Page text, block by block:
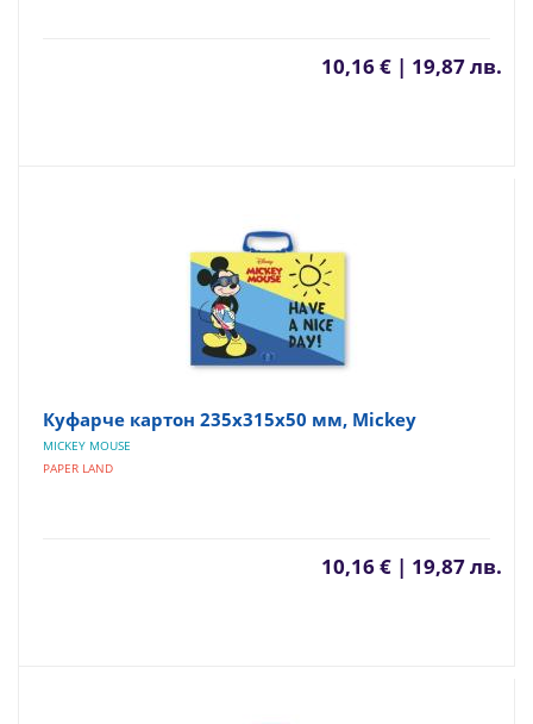
10,16 € | 19,87 лв.
Куфарче картон 235х315х50 мм, Mickey
MICKEY MOUSE
PAPER LAND
10,16 € | 19,87 лв.